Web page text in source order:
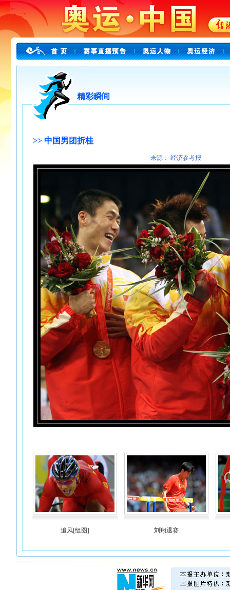
精彩瞬间
>> 中国男团折桂
来源： 经济参考报
追风[组图] 刘翔退赛